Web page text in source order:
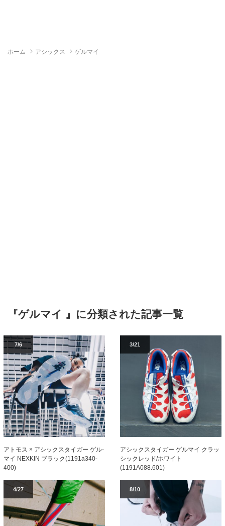
ホーム アシックス ゲルマイ
『ゲルマイ 』に分類された記事一覧
7/6
アトモス × アシックスタイガー ゲル-
マイ NEXKIN ブラック(1191a340-
400)
3/21
アシックスタイガー ゲルマイ クラッ
シックレッド/ホワイト
(1191A088.601)
4/27 8/10